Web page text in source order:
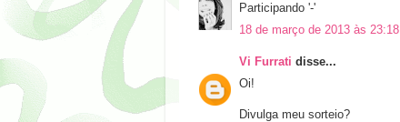
Participando '-'
18 de março de 2013 às 23:18
Vi Furrati disse...
Oi!
Divulga meu sorteio?